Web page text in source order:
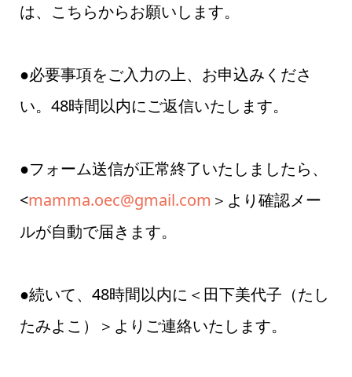
は、こちらからお願いします。
●必要事項をご入力の上、お申込みくださ
い。48時間以内にご返信いたします。
●フォーム送信が正常終了いたしましたら、
<mamma.oec@gmail.com ＞より確認メー
ルが自動で届きます。
●続いて、48時間以内に＜田下美代子（たし
たみよこ）＞よりご連絡いたします。